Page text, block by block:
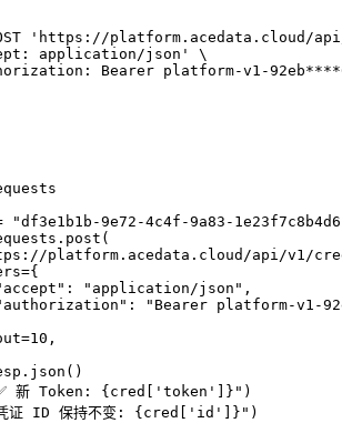
'https://platform.acedata.cloud/
application/json' \
Bearer platform-v1-
"df3e1b1b-9e72-4c4f-9a83-
platform.acedata.cloud/api/v1/
: "application/json" ,
:
"Bearer platform-v1-
10 ,
新 Token: {cred[ 'token' ]} " )
证 ID 保持不变: {cred[ 'id' ]} " )